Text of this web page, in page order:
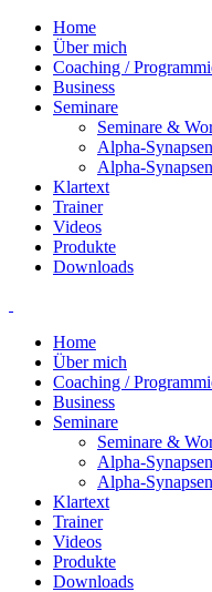
Home
Über mich
Coaching /
Business
Seminare
Seminare &
Alpha-
Alpha-
Klartext
Trainer
Videos
Produkte
Downloads
Home
Über mich
Coaching /
Business
Seminare
Seminare &
Alpha-
Alpha-
Klartext
Trainer
Videos
Produkte
Downloads